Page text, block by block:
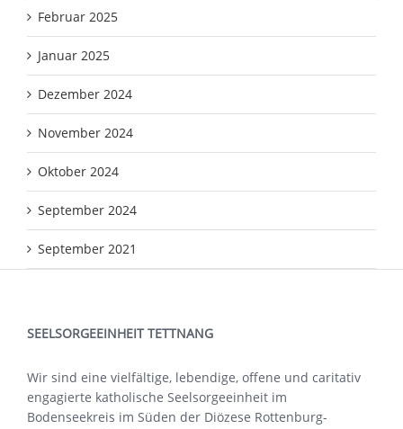
Februar 2025
Januar 2025
Dezember 2024
November 2024
Oktober 2024
September 2024
September 2021
SEELSORGEEINHEIT TETTNANG
Wir sind eine vielfältige, lebendige, offene und caritativ
engagierte katholische Seelsorgeeinheit im
Bodenseekreis im Süden der Diözese Rottenburg-